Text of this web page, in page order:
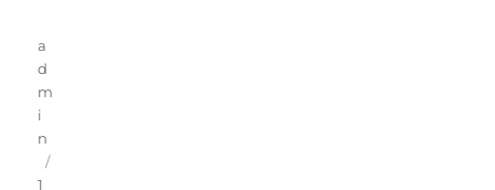
Autor
a
d
m
i
n
Veröffentlicht
1